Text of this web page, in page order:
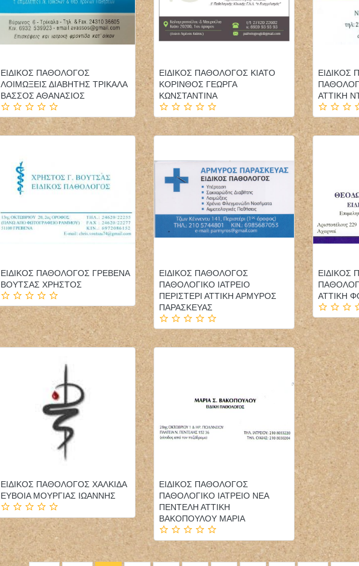
ΕΙΔΙΚΟΣ ΠΑΘΟΛΟΓΟΣ
ΛΟΙΜΩΞΕΙΣ ΔΙΑΒΗΤΗΣ ΤΡΙΚΑΛΑ
ΒΑΣΣΟΣ ΑΘΑΝΑΣΙΟΣ
ΕΙΔΙΚΟΣ ΠΑΘΟΛΟΓΟΣ ΚΙΑΤΟ
ΚΟΡΙΝΘΟΣ ΓΕΩΡΓΑ
ΚΩΝΣΤΑΝΤΙΝΑ
ΕΙΔΙΚΟΣ
ΑΤΤΙΚΗ
ΕΙΔΙΚΟΣ ΠΑΘΟΛΟΓΟΣ ΓΡΕΒΕΝΑ
ΒΟΥΤΣΑΣ ΧΡΗΣΤΟΣ
ΕΙΔΙΚΟΣ ΠΑΘΟΛΟΓΟΣ
ΠΑΘΟΛΟΓΙΚΟ ΙΑΤΡΕΙΟ
ΠΕΡΙΣΤΕΡΙ ΑΤΤΙΚΗ ΑΡΜΥΡΟΣ
ΠΑΡΑΣΚΕΥΑΣ
ΕΙΔΙΚΟΣ
ΑΤΤΙΚΗ
ΕΙΔΙΚΟΣ ΠΑΘΟΛΟΓΟΣ ΧΑΛΚΙΔΑ
ΕΥΒΟΙΑ ΜΟΥΡΓΙΑΣ ΙΩΑΝΝΗΣ
ΕΙΔΙΚΟΣ ΠΑΘΟΛΟΓΟΣ
ΠΑΘΟΛΟΓΙΚΟ ΙΑΤΡΕΙΟ ΝΕΑ
ΠΕΝΤΕΛΗ ΑΤΤΙΚΗ
ΒΑΚΟΠΟΥΛΟΥ ΜΑΡΙΑ